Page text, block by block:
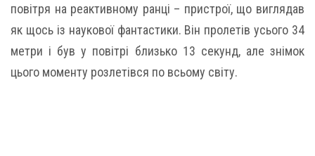
повітря на реактивному ранці – пристрої, що виглядав
як щось із наукової фантастики. Він пролетів усього 34
метри і був у повітрі близько 13 секунд, але знімок
цього моменту розлетівся по всьому світу.